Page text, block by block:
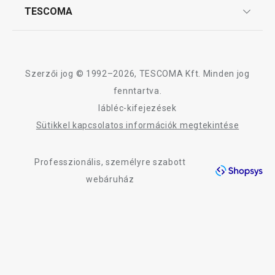
Háztartás
Mosogatás és takarítás
Reklamáció és termékvisszaküldés
TESCOMA
Adatkezelési Tájékoztató
Szerzői jog © 1992–2026, TESCOMA Kft. Minden jog
fenntartva.
lábléc-kifejezések
Sütikkel kapcsolatos információk megtekintése
Professzionális, személyre szabott
webáruház